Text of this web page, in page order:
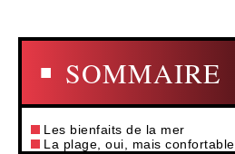
SOMMAIRE
Les bienfaits de la mer
La plage, oui, mais confortable